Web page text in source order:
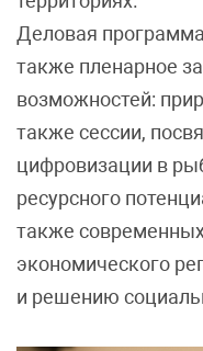
Деловая
также пленарное
возможностей:
также сессии,
цифровизации в
ресурсного
также
экономического
и решению